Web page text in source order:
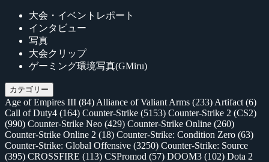
大会・イベントレポート
インタビュー
写真
大会クリップ
ゲーミング環境写真(GMiru)
カテゴリー
Age of Empires III (84) Alliance of Valiant Arms (233) Artifact (6)
Call of Duty4 (164) Counter-Strike (5153) Counter-Strike 2 (CS2)
(990) Counter-Strike Neo (429) Counter-Strike Online (260)
Counter-Strike Online 2 (18) Counter-Strike: Condition Zero (63)
Counter-Strike: Global Offensive (3250) Counter-Strike: Source
(395) CROSSFIRE (113) CSPromod (57) DOOM3 (102) Dota 2